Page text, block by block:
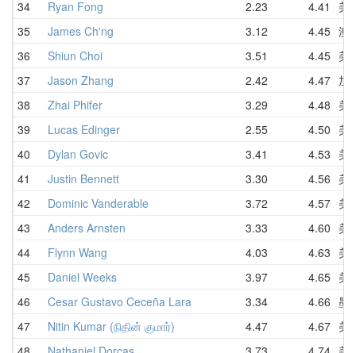
34
Ryan Fong 2.23 4.41
美
35
James Ch'ng 3.12 4.45 澳
36
Shiun Choi 3.51 4.45 美
37
Jason Zhang 2.42 4.47 加
38
Zhai Phifer 3.29 4.48 美
39
Lucas Edinger 2.55 4.50 美
40
Dylan Govic 3.41 4.53 美
41
Justin Bennett 3.30 4.56 美
42
Dominic Vanderable 3.72 4.57 美
43
Anders Arnsten 3.33 4.60 美
44
Flynn Wang 4.03 4.63 美
45
Daniel Weeks 3.97 4.65 美
46
Cesar Gustavo Ceceña Lara 3.34 4.66 墨
47
Nitin Kumar (நிதின் குமார்) 4.47 4.67 美